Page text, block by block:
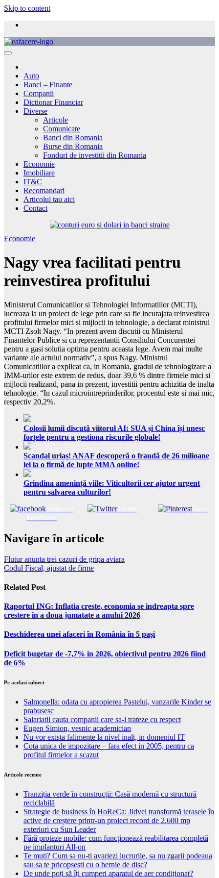
Skip to content
Auto
Banci – Finante
Companii
Dictionar Financiar
Diverse
Articole
Comunicate
Banci din Romania
Burse din Romania
Fonduri de investitii din Romania
Economie
Imobiliare
IT&C
Recomandari
Articolul tau aici
Contact
Economie
Nagy vrea facilitati pentru
reinvestirea profitului
Ministerul Comunicatiilor si Tehnologiei Informatiilor (MCTI),
lucreaza la un proiect de lege prin care sa fie incurajata reinvestirea
profitului firmelor mici si mijlocii in tehnologie, a declarat ministrul
MCTI Zsolt Nagy. “In prezent avem discutii cu Ministerul
Finantelor Publice si cu reprezentantii Consiliului Concurentei
pentru a gasi solutia optima pentru aceasta lege. Avem mai multe
variante ale actului normativ”, a spus Nagy. Ministrul
Comunicatiilor a explicat ca, in Romania, gradul de tehnologizare a
IMM-urilor este extrem de redus, doar 39,6 % dintre firmele mici si
mijlocii realizand, pana in prezent, investitii pentru achizitia de inalta
tehnologie. “In cazul microintreprinderilor, procentul este si mai mic,
respectiv 20,2%.
Colosii lumii discută viitorul AI: SUA și China își unesc
forțele pentru a gestiona riscurile globale!
Scandal uriaș! ANAF descoperă o fraudă de 26 milioane
lei la o firmă de lupte MMA online!
Grindina amenință viile: Viticultorii cer ajutor urgent
pentru salvarea culturilor!
Tweet Save
Navigare în articole
Flutur anunta trei cazuri de gripa aviara
Codul Fiscal, ajustat de firme
Related Post
Raportul ING: Inflatia creste, economia se indreapta spre
crestere in a doua jumatate a anului 2026
Deschiderea unei afaceri în România în 5 pași
Deficit bugetar de -7,7% in 2026, obiectivul pentru 2026 fiind
de 6%
Pe acelasi subiect
Salmonella: odata cu apropierea Pastelui, vanzarile Kinder se
prabusesc
Salariatii cauta companii care sa-i trateze cu respect
Eugen Simion, vesnic academician
Nu vor exista falimente la nivel inalt, in domeniul IT
Cota unica de impozitare – fara efect in 2005, pentru ca
profitul firmelor a scazut
Articole recente
Tranziția verde în construcții: Casă modernă cu structură
reciclabilă
Strategie de business în HoReCa: Jidvei transformă terasele în
active de creștere printr-un proiect record de 2.600 mp
exteriori cu Sun Leader
Fără proteze mobile: cum funcționează reabilitarea completă
pe implanturi All-on
Te muti? Cum sa nu-ti avariezi lucrurile, sa nu zgarii podeaua
sau sa te pricopsesti cu o hernie de disc?
De unde poți să îți cumperi aparatul de aer condiționat?